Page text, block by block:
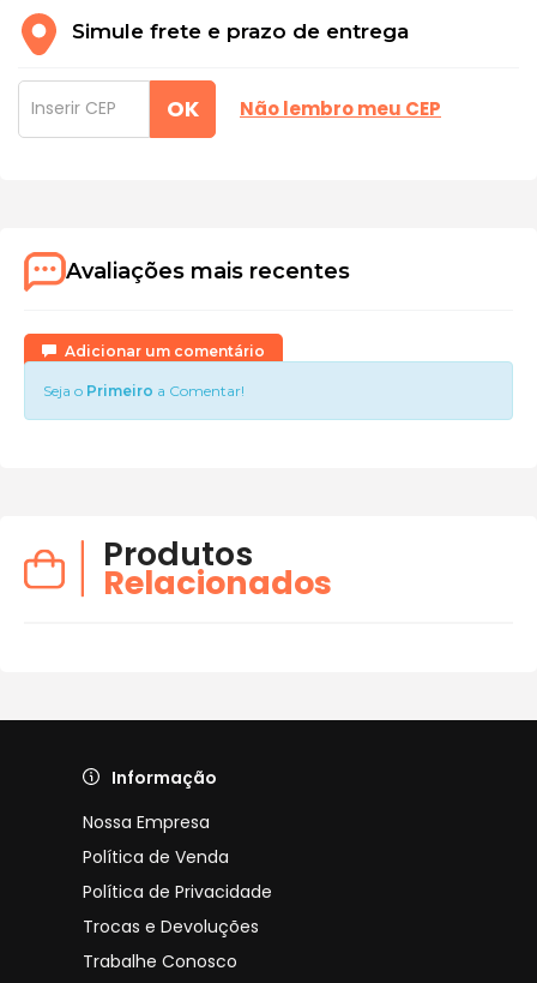
Simule frete e prazo de entrega
OK Não lembro meu CEP
Avaliações mais recentes
Adicionar um comentário
Seja o Primeiro a Comentar!
Produtos
Relacionados
Informação
Nossa Empresa
Política de Venda
Política de Privacidade
Trocas e Devoluções
Trabalhe Conosco